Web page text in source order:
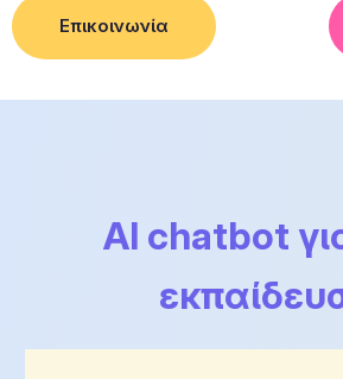
Επικοινωνία
AI chatbot